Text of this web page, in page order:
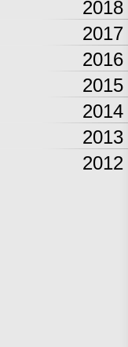
2018
2017
2016
2015
2014
2013
2012